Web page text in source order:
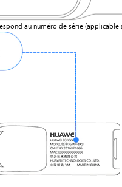
au numéro de série (applicable